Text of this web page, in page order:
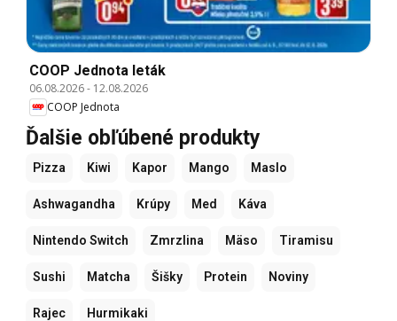
COOP Jednota leták
06.08.2026- 12.08.2026
COOP Jednota
Ďalšie obľúbené produkty
Pizza Kiwi Kapor Mango Maslo
Ashwagandha Krúpy Med Káva
Nintendo Switch Zmrzlina Mäso Tiramisu
Sushi Matcha Šišky Protein Noviny
Rajec Hurmikaki